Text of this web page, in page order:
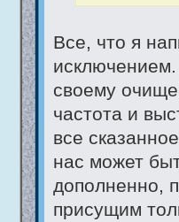
Все, что я
своему
частота и
все
нас может
дополненно,
присущим